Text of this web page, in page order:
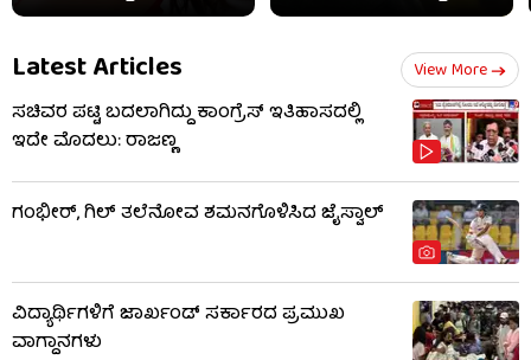
Latest Articles View More
ಸಚಿವರ ಪಟ್ಟಿ ಬದಲಾಗಿದ್ದು ಕಾಂಗ್ರೆಸ್ ಇತಿಹಾಸದಲ್ಲಿ
ಇದೇ ಮೊದಲು: ರಾಜಣ್ಣ
ಗಂಭೀರ್, ಗಿಲ್ ತಲೆನೋವ ಶಮನಗೊಳಿಸಿದ ಜೈಸ್ವಾಲ್
ವಿದ್ಯಾರ್ಥಿಗಳಿಗೆ ಜಾರ್ಖಂಡ್ ಸರ್ಕಾರದ ಪ್ರಮುಖ
ವಾಗ್ದಾನಗಳು